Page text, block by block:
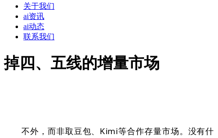
关于我们
ai资讯
ai动态
联系我们
掉四、五线的增量市场
不外，而非取豆包、Kimi等合作存量市场。没有什